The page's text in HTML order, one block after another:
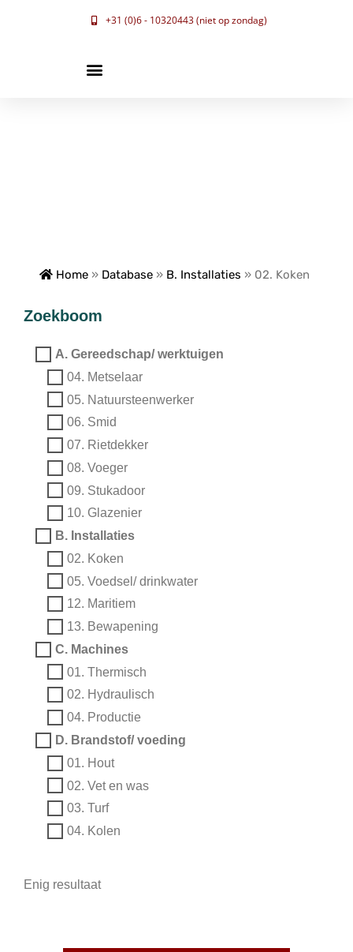
+31 (0)6 - 10320443 (niet op zondag)
Home » Database » B. Installaties » 02. Koken
Zoekboom
A. Gereedschap/ werktuigen
04. Metselaar
05. Natuursteenwerker
06. Smid
07. Rietdekker
08. Voeger
09. Stukadoor
10. Glazenier
B. Installaties
02. Koken
05. Voedsel/ drinkwater
12. Maritiem
13. Bewapening
C. Machines
01. Thermisch
02. Hydraulisch
04. Productie
D. Brandstof/ voeding
01. Hout
02. Vet en was
03. Turf
04. Kolen
Enig resultaat